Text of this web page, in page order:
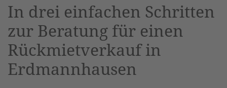
Management Platform&eRecht24
In drei einfachen Schritten
zur Beratung für einen
Rückmietverkauf in
Erdmannhausen